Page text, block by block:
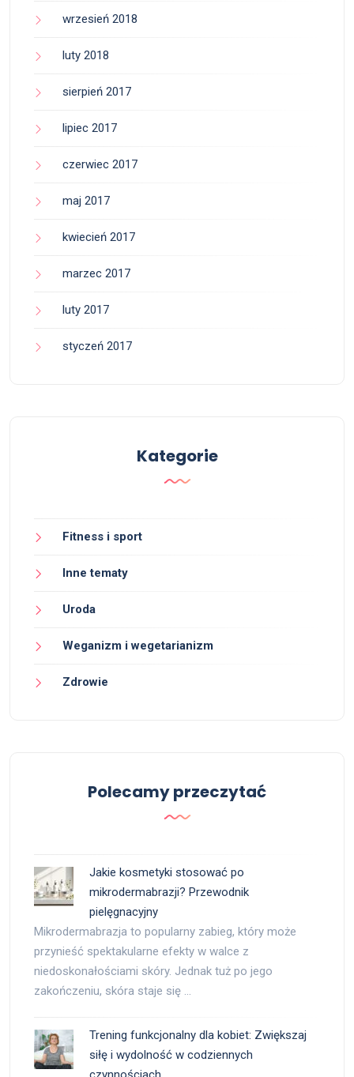
wrzesień 2018
luty 2018
sierpień 2017
lipiec 2017
czerwiec 2017
maj 2017
kwiecień 2017
marzec 2017
luty 2017
styczeń 2017
Kategorie
Fitness i sport
Inne tematy
Uroda
Weganizm i wegetarianizm
Zdrowie
Polecamy przeczytać
Jakie kosmetyki stosować po
mikrodermabrazji? Przewodnik
pielęgnacyjny
Mikrodermabrazja to popularny zabieg, który może
przynieść spektakularne efekty w walce z
niedoskonałościami skóry. Jednak tuż po jego
zakończeniu, skóra staje się …
Trening funkcjonalny dla kobiet: Zwiększaj
siłę i wydolność w codziennych